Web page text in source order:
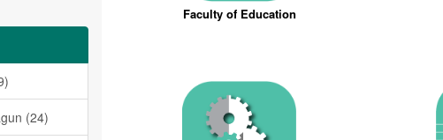
(24)
Faculty of Education